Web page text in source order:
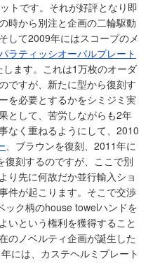
トです。それが好評となり即
時から別注と企画の二輪駆動
して2009年にはスコープのメ
ラティッシオーバルプレート
ます。これは1万枚のオーダ
ですが、新たに型から復刻す
を必要とするかをシミジミ実
として、苦労しながらも2年
なく重ねるようにして、2010
、ブラウンを復刻、2011年に
復刻するのですが、ここで別
り先に何故だか並行輸入ショ
件が起こります。そこで交渉
ック柄のhouse towelハンドを
いという権利を獲得すること
のノベルティ企画が誕生した
には、カステヘルミプレート